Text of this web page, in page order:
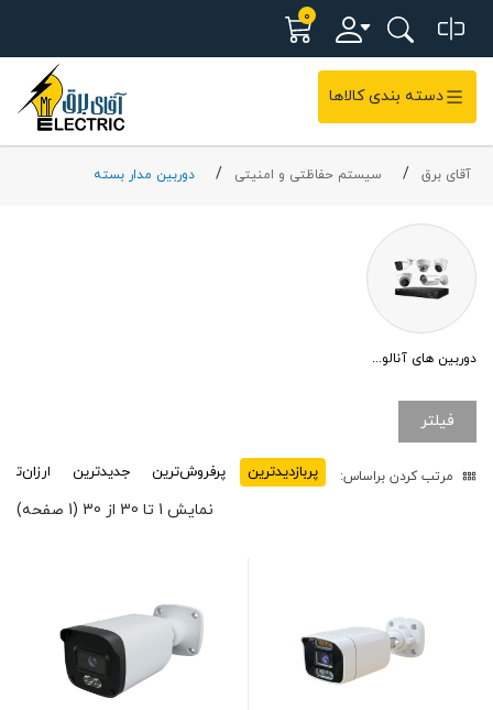
0
دسته بندی کالاها
آقای برق سیستم حفاظتی و امنیتی دوربین مدار بسته
دوربین های آنالوگ AHD
فیلتر
مرتب کردن براساس: پربازدید‌ترین پرفروش‌ترین جدیدترین
نمایش 1 تا 30 از 30 (1 صفحه)